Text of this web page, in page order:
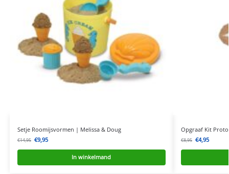
Setje Roomijsvormen | Melissa & Doug
€14,95 €9,95
In winkelmand
Opgraaf Kit
€8,95 €4,95